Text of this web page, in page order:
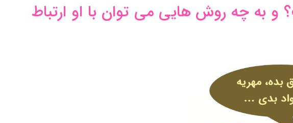
به چه روش هایی می توان با او ارتباط